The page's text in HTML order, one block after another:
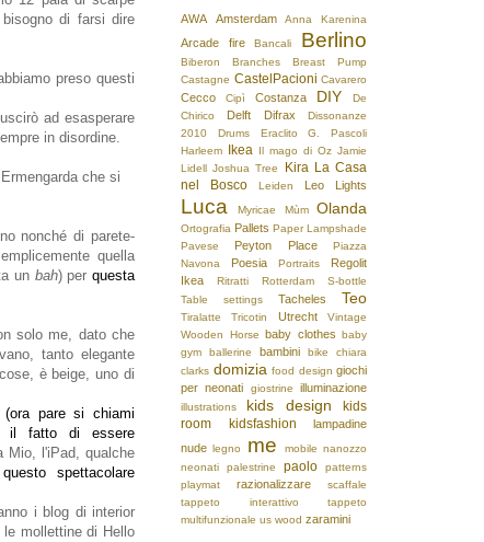
di farsi dire
preso questi
ad esasperare
in disordine.
che si
nonché di parete-
quella
un bah) perquesta
solo me, dato che
tanto elegante
è beige, uno di
(ora pare si chiami
il fatto di essere
Mio, l'iPad, qualche
questo spettacolare
i blog di interior
mollettine di Hello
AWA Amsterdam Anna Karenina
Arcade fire Bancali Berlino
Biberon Branches
Breast Pump
Castagne CastelPacioni Cavarero
Cecco Cipì Costanza DIY
De
Chirico
Delft Difrax
Dissonanze
2010
Drums Eraclito
G. Pascoli
Harleem
Ikea Il mago di Oz Jamie
Lidell
Joshua Tree Kira La Casa
nel Bosco
Leiden Leo Lights
Luca Myricae Mùm Olanda
Ortografia Pallets Paper Lampshade
Pavese
Peyton Place
Piazza
Navona
Poesia Portraits
Regolit
Ikea
Ritratti Rotterdam
S-bottle
Table settings
Tacheles Teo
Tiralatte Tricotin Utrecht
Vintage
Wooden Horse
baby clothes
baby
gym
ballerine bambini bike
chiara
clarks domizia food design giochi
per neonati
giostrine illuminazione
illustrations kids design
kids
room
kidsfashion
lampadine
nude
legno me mobile nanozzo
neonati
palestrine paolo
patterns
playmat
razionalizzare
scaffale
tappeto interattivo
tappeto
multifunzionale us wood zaramini